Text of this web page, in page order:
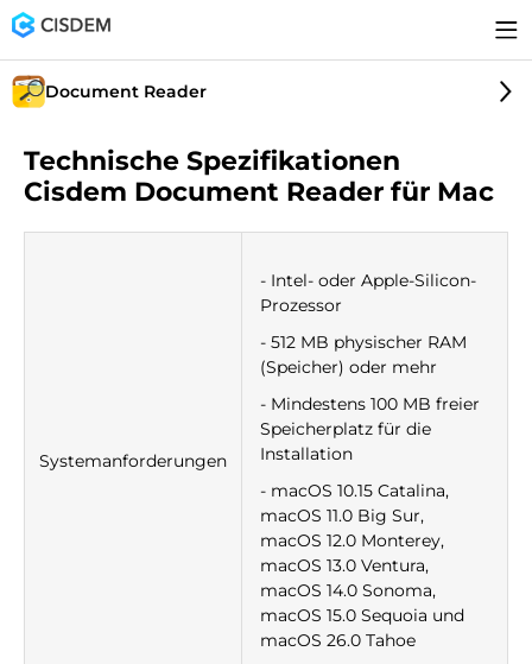
Document Reader
Technische Spezifikationen
Cisdem Document Reader für Mac
Systemanforderungen
- Intel- oder Apple-Silicon-
Prozessor
- 512 MB physischer RAM
(Speicher) oder mehr
- Mindestens 100 MB freier
Speicherplatz für die
Installation
- macOS 10.15 Catalina,
macOS 11.0 Big Sur,
macOS 12.0 Monterey,
macOS 13.0 Ventura,
macOS 14.0 Sonoma,
macOS 15.0 Sequoia und
macOS 26.0 Tahoe